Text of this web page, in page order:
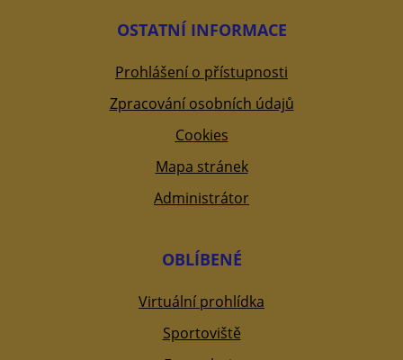
OSTATNÍ INFORMACE
Prohlášení o přístupnosti
Zpracování osobních údajů
Cookies
Mapa stránek
Administrátor
OBLÍBENÉ
Virtuální prohlídka
Sportoviště